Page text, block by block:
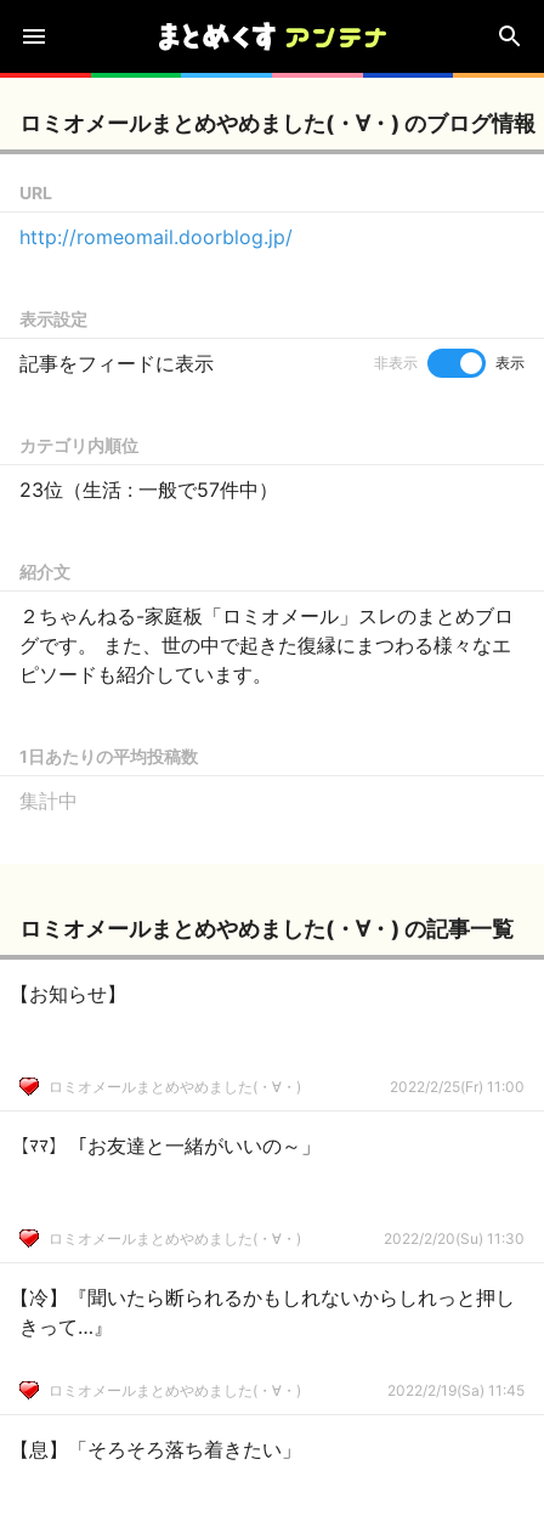
ロミオメールまとめやめました(・∀・) のブログ情報
URL
http://romeomail.doorblog.jp/
表示設定
記事をフィードに表示 非表示 表示
カテゴリ内順位
23位（生活 : 一般で57件中）
紹介文
２ちゃんねる-家庭板「ロミオメール」スレのまとめブロ
グです。 また、世の中で起きた復縁にまつわる様々なエ
ピソードも紹介しています。
1日あたりの平均投稿数
集計中
ロミオメールまとめやめました(・∀・) の記事一覧
【お知らせ】
ロミオメールまとめやめました(・∀・) 2022/2/25(Fr) 11:00
【ﾏﾏ】「お友達と一緒がいいの～」
ロミオメールまとめやめました(・∀・) 2022/2/20(Su) 11:30
【冷】『聞いたら断られるかもしれないからしれっと押し
きって…』
ロミオメールまとめやめました(・∀・) 2022/2/19(Sa) 11:45
【息】「そろそろ落ち着きたい」